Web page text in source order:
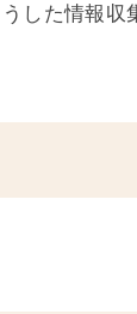
した情報収